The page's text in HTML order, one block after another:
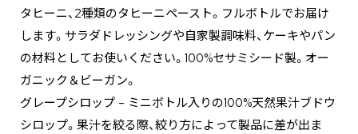
タヒーニ、2種類のタヒーニペースト。フルボトルでお届け
します。サラダドレッシングや自家製調味料、ケーキやパン
の材料としてお使いください。100%セサミシード製。オー
ガニック＆ビーガン。
グレープシロップ – ミニボトル入りの100%天然果汁ブドウ
シロップ。果汁を絞る際、絞り方によって製品に差が出ま